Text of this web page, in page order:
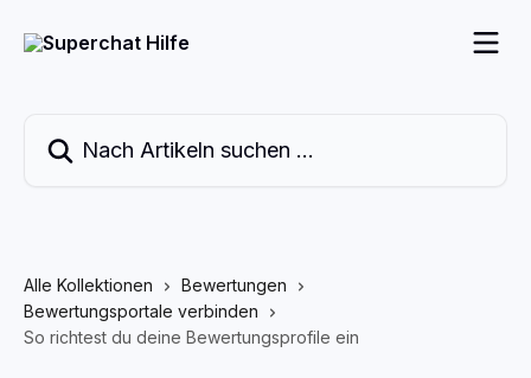
Alle Kollektionen
Bewertungen
Bewertungsportale verbinden
So richtest du deine Bewertungsprofile ein